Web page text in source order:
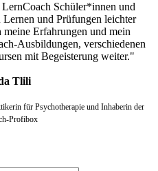
Schüler*innen und
Lernen und Prüfungen leichter
Erfahrungen und mein
Ausbildungen, verschiedenen
mit Begeisterung weiter."
Tlili
für Psychotherapie und Inhaberin der
Profibox